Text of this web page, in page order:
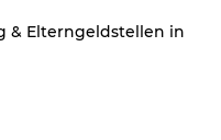
& Elterngeldstellen in